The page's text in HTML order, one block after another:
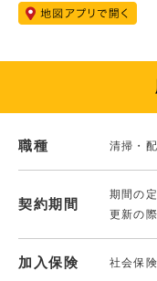
職種 清掃・
契約期間
期間の
更新の
加入保険 社会保